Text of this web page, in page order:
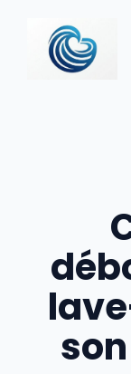
contenu